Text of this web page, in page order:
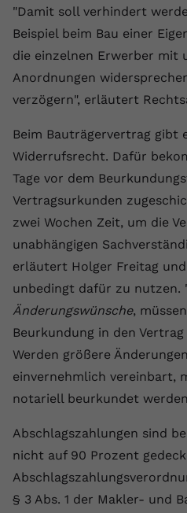
"Damit soll verhindert
Beispiel beim Bau einer
die einzelnen Erwerber mit
Anordnungen
verzögern", erläutert
Beim Bauträgervertrag gibt
Widerrufsrecht. Dafür
Tage vor dem
Vertragsurkunden
zwei Wochen Zeit, um die
unabhängigen
erläutert Holger Freitag
unbedingt dafür zu nutzen.
Änderungswünsche,
Beurkundung in den
Werden größere
einvernehmlich vereinbart,
notariell beurkundet
Abschlagszahlungen sind
nicht auf 90 Prozent
§ 3 Abs. 1 der Makler- und